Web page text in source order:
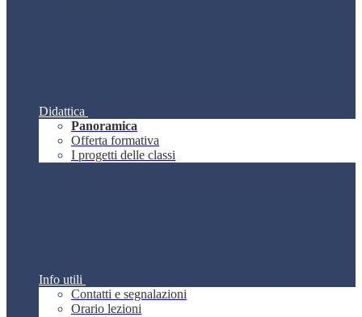
Didattica
Panoramica
Offerta formativa
I progetti delle classi
Info utili
Contatti e segnalazioni
Orario lezioni